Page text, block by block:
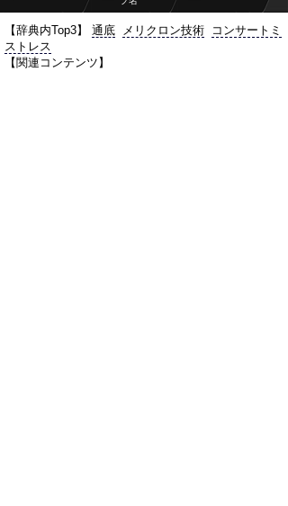
【辞典内Top3】 通底 メリクロン技術
コンサートミ
ストレス
【関連コンテンツ】